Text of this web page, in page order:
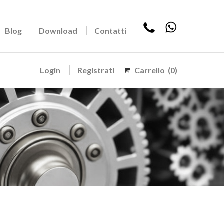
Blog Download Contatti
Login Registrati Carrello (0)